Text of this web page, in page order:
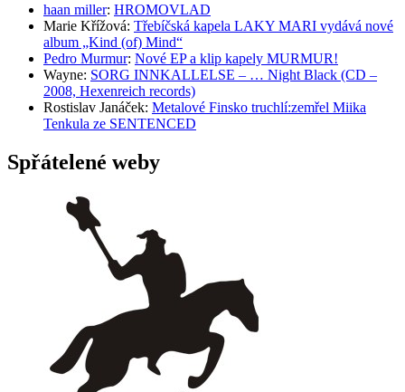
haan miller: HROMOVLAD
Marie Křížová: Třebíčská kapela LAKY MARI vydává nové
album „Kind (of) Mind“
Pedro Murmur: Nové EP a klip kapely MURMUR!
Wayne: SORG INNKALLELSE – … Night Black (CD –
2008, Hexenreich records)
Rostislav Janáček: Metalové Finsko truchlí:zemřel Miika
Tenkula ze SENTENCED
Spřátelené weby